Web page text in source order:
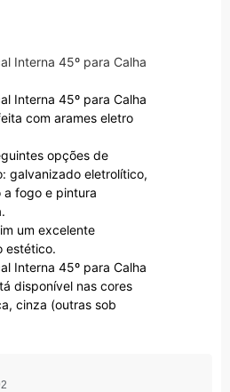
Interna 45º para Calha
Interna 45º para Calha
com arames eletro
opções de
galvanizado eletrolítico,
a fogo e pintura
um excelente
estético.
Interna 45º para Calha
disponível nas cores
cinza (outras sob